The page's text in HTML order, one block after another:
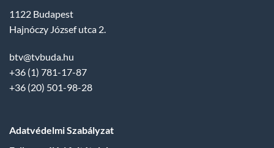
1122 Budapest
Hajnóczy József utca 2.
btv@tvbuda.hu
+36 (1) 781-17-87
+36 (20) 501-98-28
Adatvédelmi Szabályzat